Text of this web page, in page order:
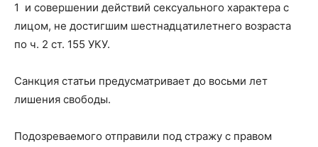
1 и совершении действий сексуального характера с
лицом, не достигшим шестнадцатилетнего возраста
по ч. 2 ст. 155 УКУ.
Санкция статьи предусматривает до восьми лет
лишения свободы.
Подозреваемого отправили под стражу с правом